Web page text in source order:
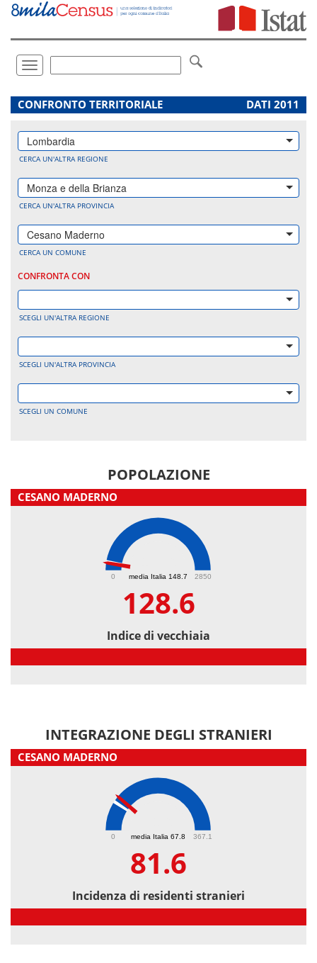
Vai
direttamente
Toggle
navigation
.
CONFRONTO TERRITORIALE DATI 2011
Lombardia
CERCA UN'ALTRA REGIONE
Monza e della Brianza
CERCA UN'ALTRA PROVINCIA
Cesano Maderno
CERCA UN COMUNE
CONFRONTA CON
SCEGLI UN'ALTRA REGIONE
SCEGLI UN'ALTRA PROVINCIA
SCEGLI UN COMUNE
POPOLAZIONE
CESANO MADERNO
media Italia 148.7
0 2850
128.6
Indice di vecchiaia
INTEGRAZIONE DEGLI STRANIERI
CESANO MADERNO
media Italia 67.8
0 367.1
81.6
Incidenza di residenti stranieri